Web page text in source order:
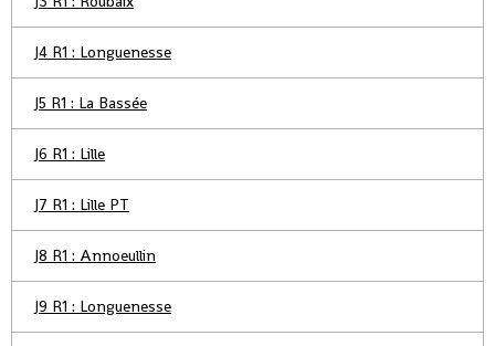
J4 R1 : Longuenesse
J5 R1 : La Bassée
J6 R1 : Lille
J7 R1 : Lille PT
J8 R1 : Annoeullin
J9 R1 : Longuenesse